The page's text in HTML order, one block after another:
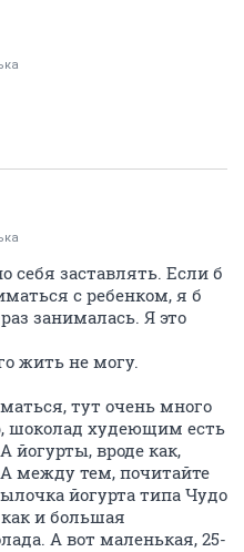
себя заставлять. Если б
с ребенком, я б
занималась. Я это
жить не могу.
тут очень много
шоколад худеющим есть
йогурты, вроде как,
между тем, почитайте
йогурта типа Чудо
и большая
А вот маленькая, 25-